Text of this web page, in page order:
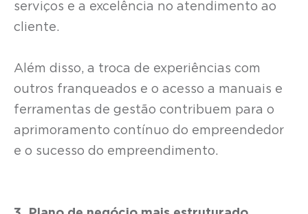
serviços e a excelência no atendimento ao
cliente.
Além disso, a troca de experiências com
outros franqueados e o acesso a manuais e
ferramentas de gestão contribuem para o
aprimoramento contínuo do empreendedor
e o sucesso do empreendimento.